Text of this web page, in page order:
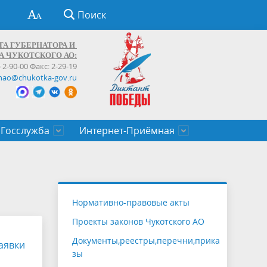
Поиск
ГУБЕРНАТОРА И
ЧУКОТСКОГО АО:
2-90-00 Факс: 2-29-19
gov.ru
Госслужба
служащих Чукотского автономного
Интернет-Приёмная
Нормативно-правовые акты
Проекты законов Чукотского АО
Документы,реестры,перечни,прика
зы